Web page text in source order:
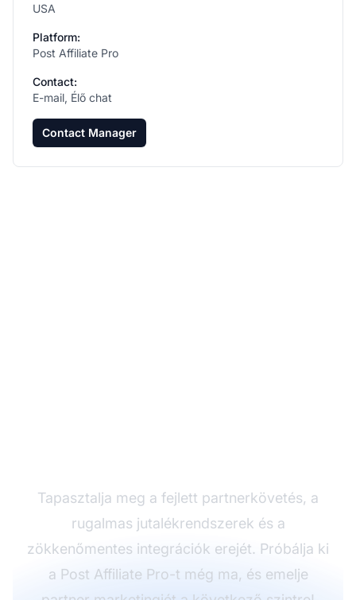
USA
Platform:
Post Affiliate Pro
Contact:
E-mail, Élő chat
Contact Manager
Tapasztalja meg a fejlett partnerkövetés, a
rugalmas jutalékrendszerek és a
zökkenőmentes integrációk erejét. Próbálja ki
a Post Affiliate Pro-t még ma, és emelje